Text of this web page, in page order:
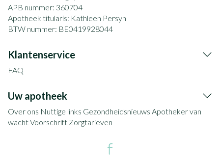
APB nummer: 360704
Apotheek titularis: Kathleen Persyn
BTW nummer: BE0419928044
Klantenservice
FAQ
Uw apotheek
Over ons Nuttige links Gezondheidsnieuws Apotheker van
wachtVoorschrift Zorgtarieven